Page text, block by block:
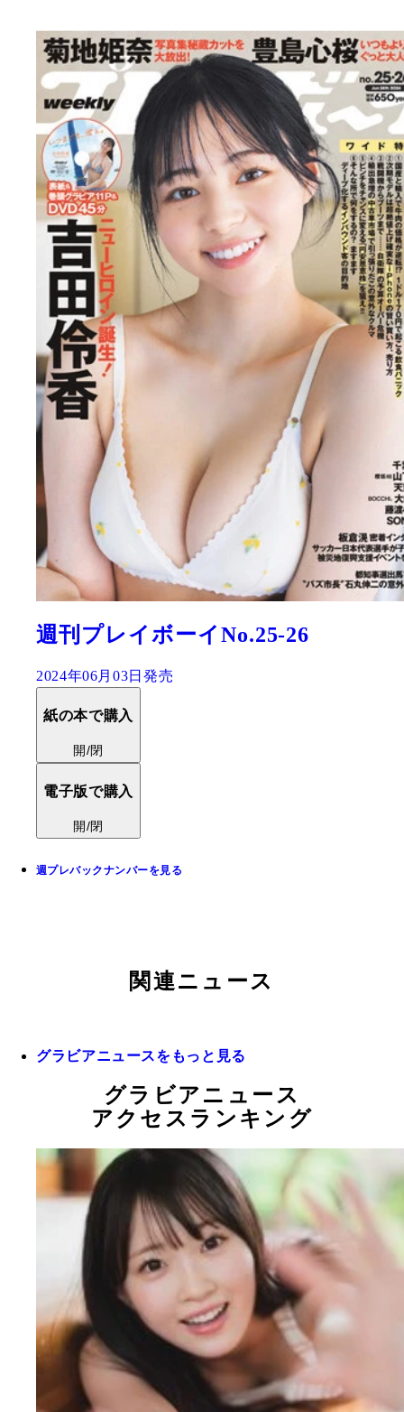
週刊プレイボーイNo.25-26
2024年06月03日発売
紙の本で購入
開/閉
電子版で購入
開/閉
週プレバックナンバーを見る
関連ニュース
グラビアニュースをもっと見る
グラビアニュース
アクセスランキング